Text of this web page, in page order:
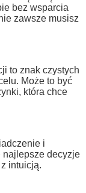
bez wsparcia
zawsze musisz
to znak czystych
Może to być
która chce
i
najlepsze decyzje
intuicją.